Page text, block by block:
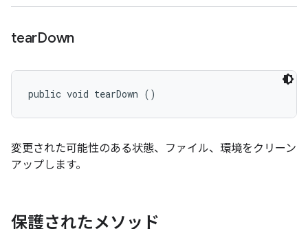
tearDown
public void tearDown ()
変更された可能性のある状態、ファイル、環境をクリーン
アップします。
保護されたメソッド